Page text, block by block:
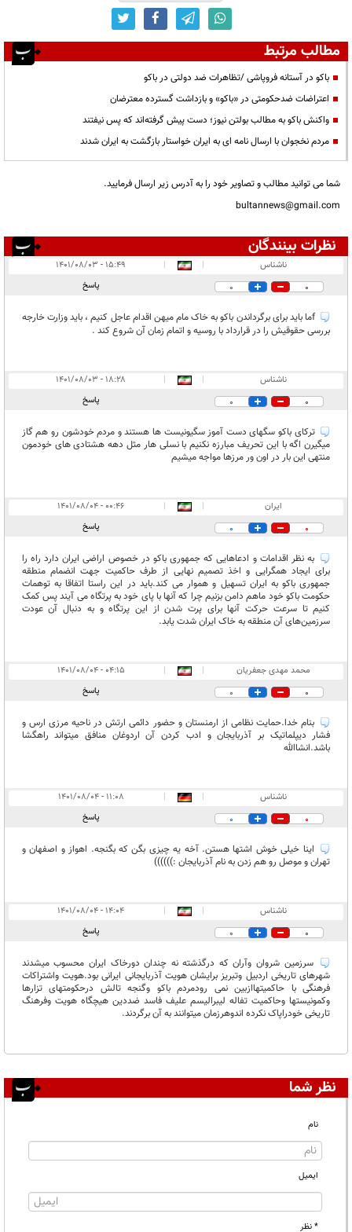
مطالب مرتبط
باکو در آستانه فروپاشی /تظاهرات ضد دولتی در باکو
اعتراضات ضدحکومتی در «باکو» و بازداشت گسترده معترضان
واکنش باکو به مطالب بولتن نیوز؛ دست پیش گرفته‌اند که پس نیفتند
مردم نخجوان با ارسال نامه ای به ایران خواستار بازگشت به ایران شدند
شما می توانید مطالب و تصاویر خود را به آدرس زیر ارسال فرمایید.
bultannews@gmail.com
نظرات بینندگان
در انتظار بررسی:
ناشناس |
|
۱۵:۴۹ - ۱۴۰۱/۰۸/۰۳
0
0 پاسخ
fما باید برای برگرداندن باکو به خاک مام میهن اقدام عاجل کنیم ، باید وزارت خارجه
بررسی حقوقیش را در قرارداد با روسیه و اتمام زمان آن شروع کند .
ناشناس |
|
۱۸:۲۸ - ۱۴۰۱/۰۸/۰۳
0
0 پاسخ
ترکای باکو سگهای دست آموز سگیونیست ها هستند و مردم خودشون رو هم گاز
میگیرن اگه با این تحریف مبارزه نکنیم با نسلی هار مثل دهه هشتادی های خودمون
منتهی این بار در اون ور مرزها مواجه میشیم
ایران |
|
۰۰:۴۶ - ۱۴۰۱/۰۸/۰۴
0
0 پاسخ
به نظر اقدامات و ادعاهایی که جمهوری باکو در خصوص اراضی ایران دارد راه را
برای ایجاد همگرایی و اخذ تصمیم نهایی از طرف حاکمیت جهت انضمام منطقه
جمهوری باکو به ایران تسهیل و هموار می کند.باید در این راستا اتفاقا به توهمات
حکومت باکو خود ماهم دامن بزنیم چرا که آنها با پای خود به پرتگاه می آیند پس کمک
کنیم تا سرعت حرکت آنها برای پرت شدن از این پرتگاه و به دنبال آن عودت
سرزمین‌های آن منطقه به خاک ایران شدت یابد.
محمد مهدی جعفریان |
|
۰۴:۱۵ - ۱۴۰۱/۰۸/۰۴
0
0 پاسخ
بنام خدا.حمایت نظامی از ارمنستان و حضور دائمی ارتش در ناحیه مرزی ارس و
فشار دیپلماتیک بر آذربایجان و ادب کردن آن اردوغان منافق میتواند راهگشا
باشد.انشاالله
ناشناس |
|
۱۱:۰۸ - ۱۴۰۱/۰۸/۰۴
0
0 پاسخ
اینا خیلی خوش اشتها هستن. آخه یه چیزی بگن که بگنجه. اهواز و اصفهان و
تهران و موصل رو هم زدن به نام آذربایجان :))))))
ناشناس |
|
۱۴:۰۴ - ۱۴۰۱/۰۸/۰۴
0
0 پاسخ
سرزمین شروان وآران که درگذشته نه چندان دورخاک ایران محسوب میشدند
شهرهای تاریخی اردبیل وتبریز برایشان هویت آذربایجانی ایرانی بود.هویت واشتراکات
فرهنگی با حاکمیتهاازبین نمی رودمردم باکو وگنجه تالش درحکومتهای تزارها
وکمونیستها وحاکمیت تفاله لیبرالیسم علیف فاسد ضددین هیچگاه هویت وفرهنگ
تاریخی خودراپاک نکرده اندوهرزمان میتوانند به آن برگردند.
نظر شما
نام
ایمیل
* نظر